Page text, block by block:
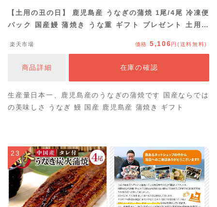
【土用の丑の日】 鹿児島産 うなぎの蒲焼 1尾/4尾 冷凍便
パック 国産鰻 蒲焼き うな重 ギフト プレゼント 土用丑
楽天市場 価格 5,106円(送料無料)
商品詳細 在庫の確認
生産量日本一、鹿児島産のうなぎの蒲焼です 国産ならでは
の美味しさ うなぎ 鰻 国産 鹿児島産 蒲焼き ギフト
23